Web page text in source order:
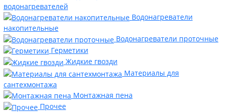
водонагревателей
Водонагреватели
накопительные
Водонагреватели проточные
Герметики
Жидкие гвозди
Материалы для
сантехмонтажа
Монтажная пена
Прочее